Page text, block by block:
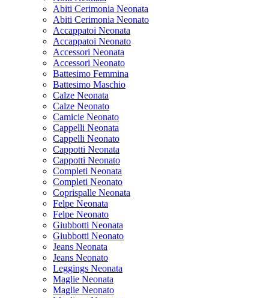
Abiti Cerimonia Neonata
Abiti Cerimonia Neonato
Accappatoi Neonata
Accappatoi Neonato
Accessori Neonata
Accessori Neonato
Battesimo Femmina
Battesimo Maschio
Calze Neonata
Calze Neonato
Camicie Neonato
Cappelli Neonata
Cappelli Neonato
Cappotti Neonata
Cappotti Neonato
Completi Neonata
Completi Neonato
Coprispalle Neonata
Felpe Neonata
Felpe Neonato
Giubbotti Neonata
Giubbotti Neonato
Jeans Neonata
Jeans Neonato
Leggings Neonata
Maglie Neonata
Maglie Neonato